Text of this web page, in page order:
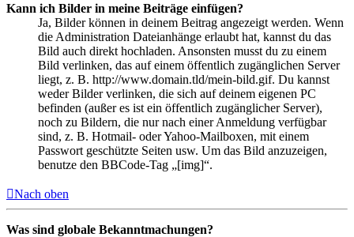
Kann ich Bilder in meine Beiträge einfügen?
Ja, Bilder können in deinem Beitrag angezeigt werden. Wenn
die Administration Dateianhänge erlaubt hat, kannst du das
Bild auch direkt hochladen. Ansonsten musst du zu einem
Bild verlinken, das auf einem öffentlich zugänglichen Server
liegt, z. B. http://www.domain.tld/mein-bild.gif. Du kannst
weder Bilder verlinken, die sich auf deinem eigenen PC
befinden (außer es ist ein öffentlich zugänglicher Server),
noch zu Bildern, die nur nach einer Anmeldung verfügbar
sind, z. B. Hotmail- oder Yahoo-Mailboxen, mit einem
Passwort geschützte Seiten usw. Um das Bild anzuzeigen,
benutze den BBCode-Tag „[img]“.
Nach oben
Was sind globale Bekanntmachungen?